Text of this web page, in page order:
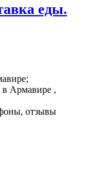
еды.
в Армавире ,
отзывы